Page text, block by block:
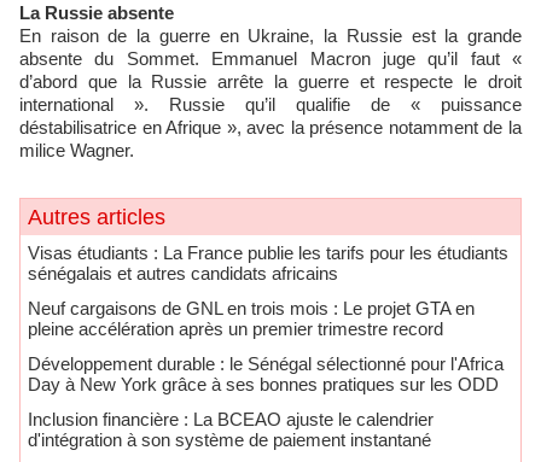
La Russie absente
En raison de la guerre en Ukraine, la Russie est la grande
absente du Sommet. Emmanuel Macron juge qu’il faut «
d’abord que la Russie arrête la guerre et respecte le droit
international ». Russie qu’il qualifie de « puissance
déstabilisatrice en Afrique », avec la présence notamment de la
milice Wagner.
Autres articles
​Visas étudiants : La France publie les tarifs pour les étudiants
sénégalais et autres candidats africains
Neuf cargaisons de GNL en trois mois : Le projet GTA en
pleine accélération après un premier trimestre record
Développement durable : le Sénégal sélectionné pour l'Africa
Day à New York grâce à ses bonnes pratiques sur les ODD
​Inclusion financière : La BCEAO ajuste le calendrier
d'intégration à son système de paiement instantané